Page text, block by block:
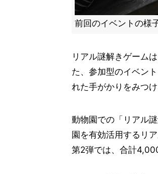
前回のイベントの様
リアル謎解きゲーム
た、参加型のイベン
れた手がかりをみつ
動物園での「リアル
園を有効活用するリ
第2弾では、合計